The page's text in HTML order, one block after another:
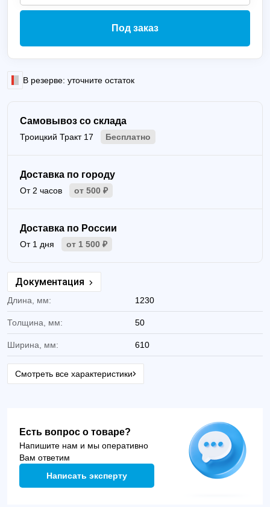
Под заказ
В резерве: уточните остаток
Самовывоз со склада
Троицкий Тракт 17 Бесплатно
Доставка по городу
От 2 часов от 500 ₽
Доставка по России
От 1 дня от 1 500 ₽
Документация
Длина, мм: 1230
Толщина, мм: 50
Ширина, мм: 610
Смотреть все характеристики
Есть вопрос о товаре?
Напишите нам и мы оперативно
Вам ответим
Написать эксперту